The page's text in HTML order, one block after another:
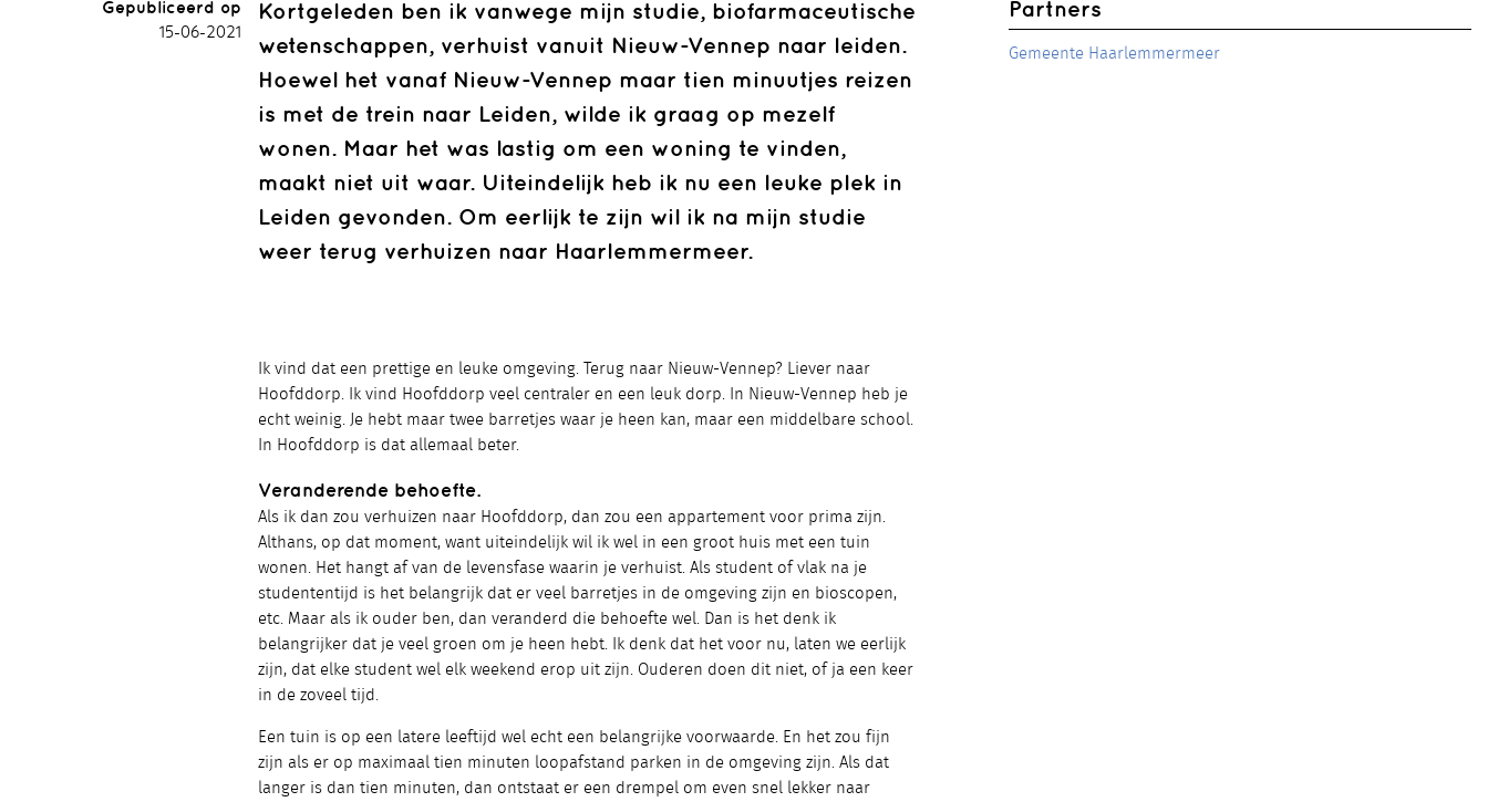
Gepubliceerd op
15-06-2021
Partners
Gemeente Haarlemmermeer
Kortgeleden ben ik vanwege mijn studie, biofarmaceutische
wetenschappen, verhuist vanuit Nieuw-Vennep naar leiden.
Hoewel het vanaf Nieuw-Vennep maar tien minuutjes reizen
is met de trein naar Leiden, wilde ik graag op mezelf
wonen. Maar het was lastig om een woning te vinden,
maakt niet uit waar. Uiteindelijk heb ik nu een leuke plek in
Leiden gevonden. Om eerlijk te zijn wil ik na mijn studie
weer terug verhuizen naar Haarlemmermeer.
Ik vind dat een prettige en leuke omgeving. Terug naar Nieuw-Vennep? Liever naar
Hoofddorp. Ik vind Hoofddorp veel centraler en een leuk dorp. In Nieuw-Vennep heb je
echt weinig. Je hebt maar twee barretjes waar je heen kan, maar een middelbare school.
In Hoofddorp is dat allemaal beter.
Veranderende behoefte.
Als ik dan zou verhuizen naar Hoofddorp, dan zou een appartement voor prima zijn.
Althans, op dat moment, want uiteindelijk wil ik wel in een groot huis met een tuin
wonen. Het hangt af van de levensfase waarin je verhuist. Als student of vlak na je
studententijd is het belangrijk dat er veel barretjes in de omgeving zijn en bioscopen,
etc. Maar als ik ouder ben, dan veranderd die behoefte wel. Dan is het denk ik
belangrijker dat je veel groen om je heen hebt. Ik denk dat het voor nu, laten we eerlijk
zijn, dat elke student wel elk weekend erop uit zijn. Ouderen doen dit niet, of ja een keer
in de zoveel tijd.
Een tuin is op een latere leeftijd wel echt een belangrijke voorwaarde. En het zou fijn
zijn als er op maximaal tien minuten loopafstand parken in de omgeving zijn. Als dat
langer is dan tien minuten, dan ontstaat er een drempel om even snel lekker naar